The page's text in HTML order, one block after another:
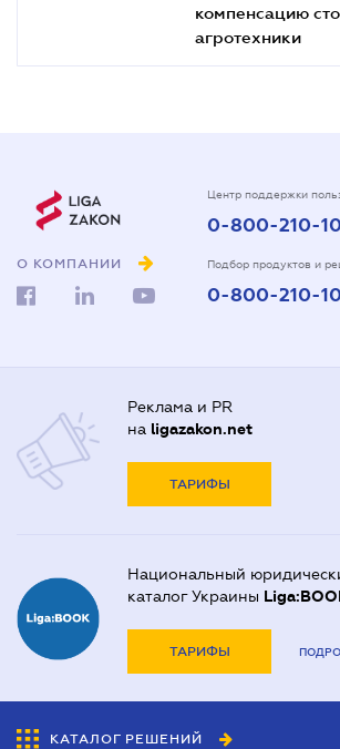
компенсацию
агротехники
О КОМПАНИИ
Центр поддержки
0-800-210-
Подбор продуктов и
0-800-210-
Реклама и PR
на ligazakon.net
ТАРИФЫ
Национальный
каталог Украины
ТАРИФЫ
КАТАЛОГ РЕШЕНИЙ